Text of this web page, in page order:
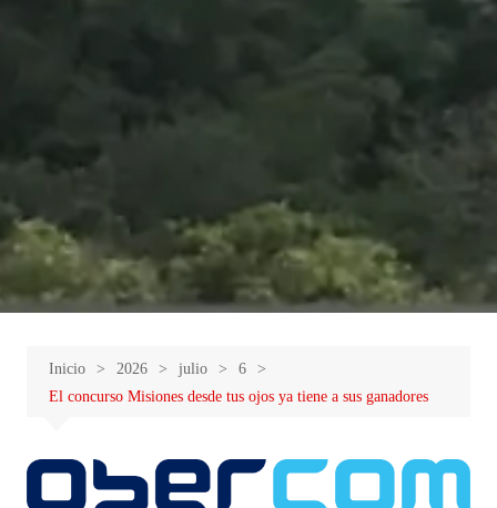
Inicio 2026 julio
6
El concurso Misiones desde tus ojos ya tiene a sus ganadores